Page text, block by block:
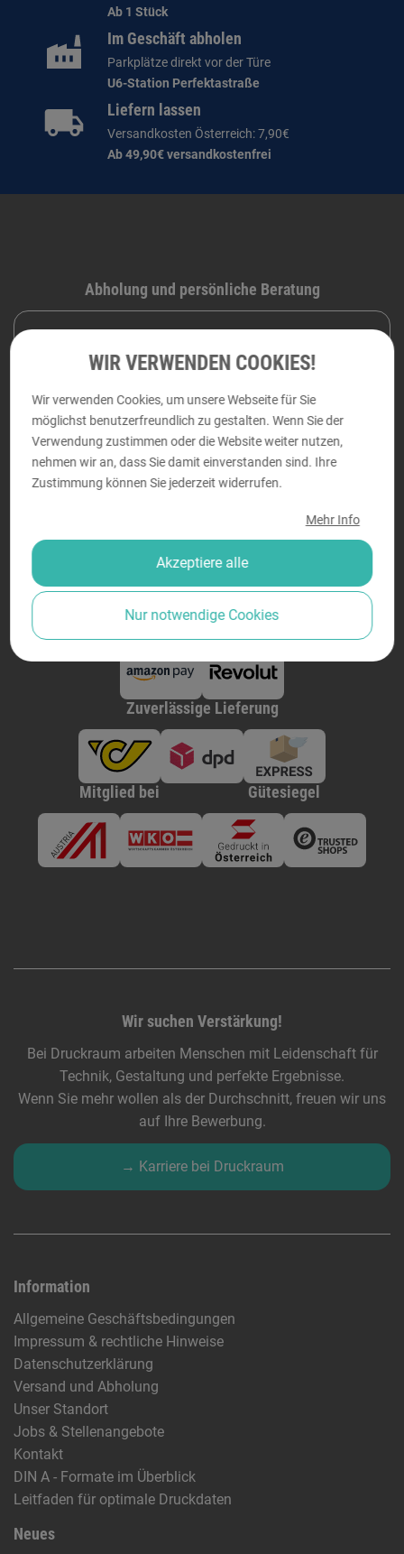
Ab 1 Stück
Im Geschäft abholen
Parkplätze direkt vor der Türe
U6-Station Perfektastraße
Liefern lassen
Versandkosten Österreich: 7,90€
Ab 49,90€ versandkostenfrei
Abholung und persönliche Beratung
Montag - Donnerstag von9:00 bis 18:00
Freitag von
9:00 bis 14:00
Zuverlässige Lieferung
Mitglied bei Gütesiegel
Wir suchen Verstärkung!
Bei Druckraum arbeiten Menschen mit Leidenschaft für
Technik, Gestaltung und perfekte Ergebnisse.
Wenn Sie mehr wollen als der Durchschnitt, freuen wir uns
auf Ihre Bewerbung.
→ Karriere bei Druckraum
Information
Allgemeine Geschäftsbedingungen
Impressum & rechtliche Hinweise
Datenschutzerklärung
Versand und Abholung
Unser Standort
Jobs & Stellenangebote
Kontakt
DIN A - Formate im Überblick
Leitfaden für optimale Druckdaten
Neues
WIR VERWENDEN COOKIES!
Wir verwenden Cookies, um unsere Webseite für Sie
möglichst benutzerfreundlich zu gestalten. Wenn Sie der
Verwendung zustimmen oder die Website weiter nutzen,
nehmen wir an, dass Sie damit einverstanden sind. Ihre
Zustimmung können Sie jederzeit widerrufen.
Mehr Info
Akzeptiere alle
Nur notwendige Cookies